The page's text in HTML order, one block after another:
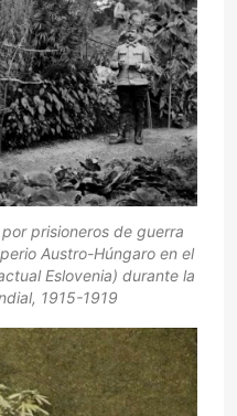
prisioneros de guerra
Austro-Húngaro en el
Eslovenia) durante la
1915-1919